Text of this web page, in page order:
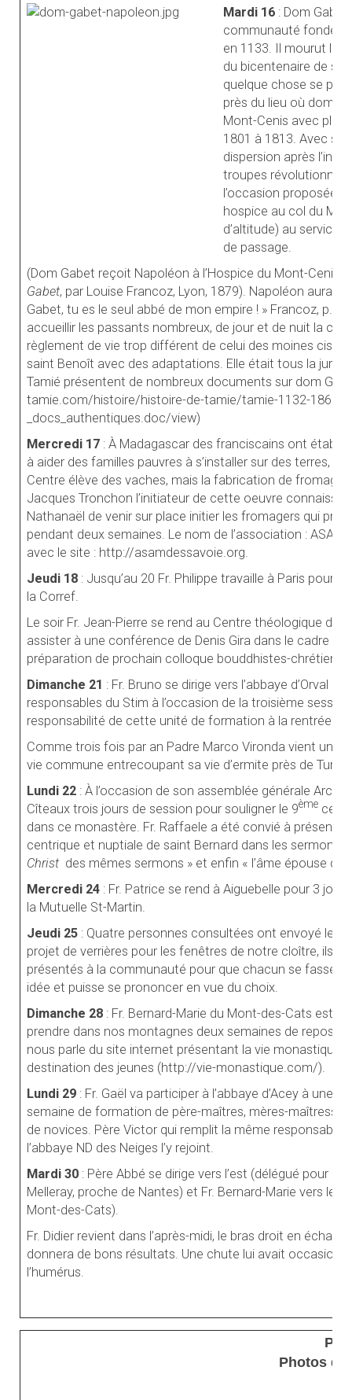
Mardi 16 : Dom
communauté fondée
en 1133. Il mourut le
du bicentenaire de sa
quelque chose se
près du lieu où dom
Mont-Cenis avec
1801 à 1813. Avec sa
dispersion après
troupes
l’occasion proposée
hospice au col du
d’altitude) au service
de passage.
(Dom Gabet reçoit Napoléon à l’Hospice du Mont-Cenis
Gabet, par Louise Francoz, Lyon, 1879). Napoléon aurait
Gabet, tu es le seul abbé de mon empire ! » Francoz,
accueillir les passants nombreux, de jour et de nuit la
règlement de vie trop différent de celui des moines
saint Benoît avec des adaptations. Elle était tous la
Tamié présentent de nombreux documents sur dom
tamie.com/histoire/histoire-de-tamie/tamie-1132-1861/
_docs_authentiques.doc/view)
Mercredi 17 : À Madagascar des franciscains ont établi
à aider des familles pauvres à s’installer sur des terres,
Centre élève des vaches, mais la fabrication de fromage
Jacques Tronchon l’initiateur de cette oeuvre
Nathanaël de venir sur place initier les fromagers qui
pendant deux semaines. Le nom de l’association : ASA
avec le site : http://asamdessavoie.org.
Jeudi 18 : Jusqu’au 20 Fr. Philippe travaille à Paris pour la
la Corref.
Le soir Fr. Jean-Pierre se rend au Centre théologique de
assister à une conférence de Denis Gira dans le cadre du
préparation de prochain colloque bouddhistes-chrétiens
Dimanche 21 : Fr. Bruno se dirige vers l’abbaye d’Orval
responsables du Stim à l’occasion de la troisième session
responsabilité de cette unité de formation à la rentrée
Comme trois fois par an Padre Marco Vironda vient une
vie commune entrecoupant sa vie d’ermite près de Turin.
Lundi 22 : À l’occasion de son assemblée générale Arccis
Cîteaux trois jours de session pour souligner le 9ème
dans ce monastère. Fr. Raffaele a été convié à
centrique et nuptiale de saint Bernard dans les sermons
Christ des mêmes sermons » et enfin « l’âme épouse du
Mercredi 24 : Fr. Patrice se rend à Aiguebelle pour 3
la Mutuelle St-Martin.
Jeudi 25 : Quatre personnes consultées ont envoyé leur
projet de verrières pour les fenêtres de notre cloître, ils
présentés à la communauté pour que chacun se fasse
idée et puisse se prononcer en vue du choix.
Dimanche 28 : Fr. Bernard-Marie du Mont-des-Cats est
prendre dans nos montagnes deux semaines de repos. Il
nous parle du site internet présentant la vie monastique à
destination des jeunes (http://vie-monastique.com/).
Lundi 29 : Fr. Gaël va participer à l’abbaye d’Acey à une
semaine de formation de père-maîtres, mères-maîtresses
de novices. Père Victor qui remplit la même
l’abbaye ND des Neiges l’y rejoint.
Mardi 30 : Père Abbé se dirige vers l’est (délégué pour la
Melleray, proche de Nantes) et Fr. Bernard-Marie vers le
Mont-des-Cats).
Fr. Didier revient dans l’après-midi, le bras droit en
donnera de bons résultats. Une chute lui avait
l’humérus.
Photos de